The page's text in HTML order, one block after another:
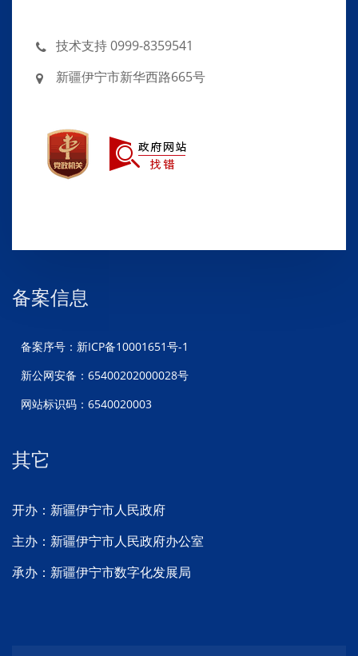
技术支持 0999-8359541
新疆伊宁市新华西路665号
备案信息
备案序号：新ICP备10001651号-1
新公网安备：65400202000028号
网站标识码：6540020003
其它
开办：新疆伊宁市人民政府
主办：新疆伊宁市人民政府办公室
承办：新疆伊宁市数字化发展局